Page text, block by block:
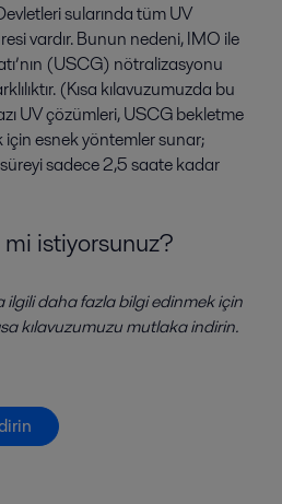
sularında tüm UV
vardır. Bunun nedeni, IMO ile
(USCG) nötralizasyonu
(Kısa kılavuzumuzda bu
UV çözümleri, USCG bekletme
esnek yöntemler sunar;
sadece 2,5 saate kadar
mi istiyorsunuz?
daha fazla bilgi edinmek için
kılavuzumuzu mutlaka indirin.